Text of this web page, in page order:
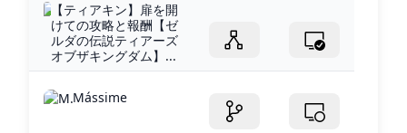
【ティアキン】扉を開
けての攻略と報酬【ゼ
ルダの伝説ティアーズ
オブザキングダム】...
Mássime